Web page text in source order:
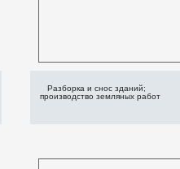
Разборка и снос зданий;
производство земляных работ